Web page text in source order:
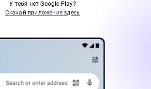
У тебя нет Google Play?
Скачай приложение здесь